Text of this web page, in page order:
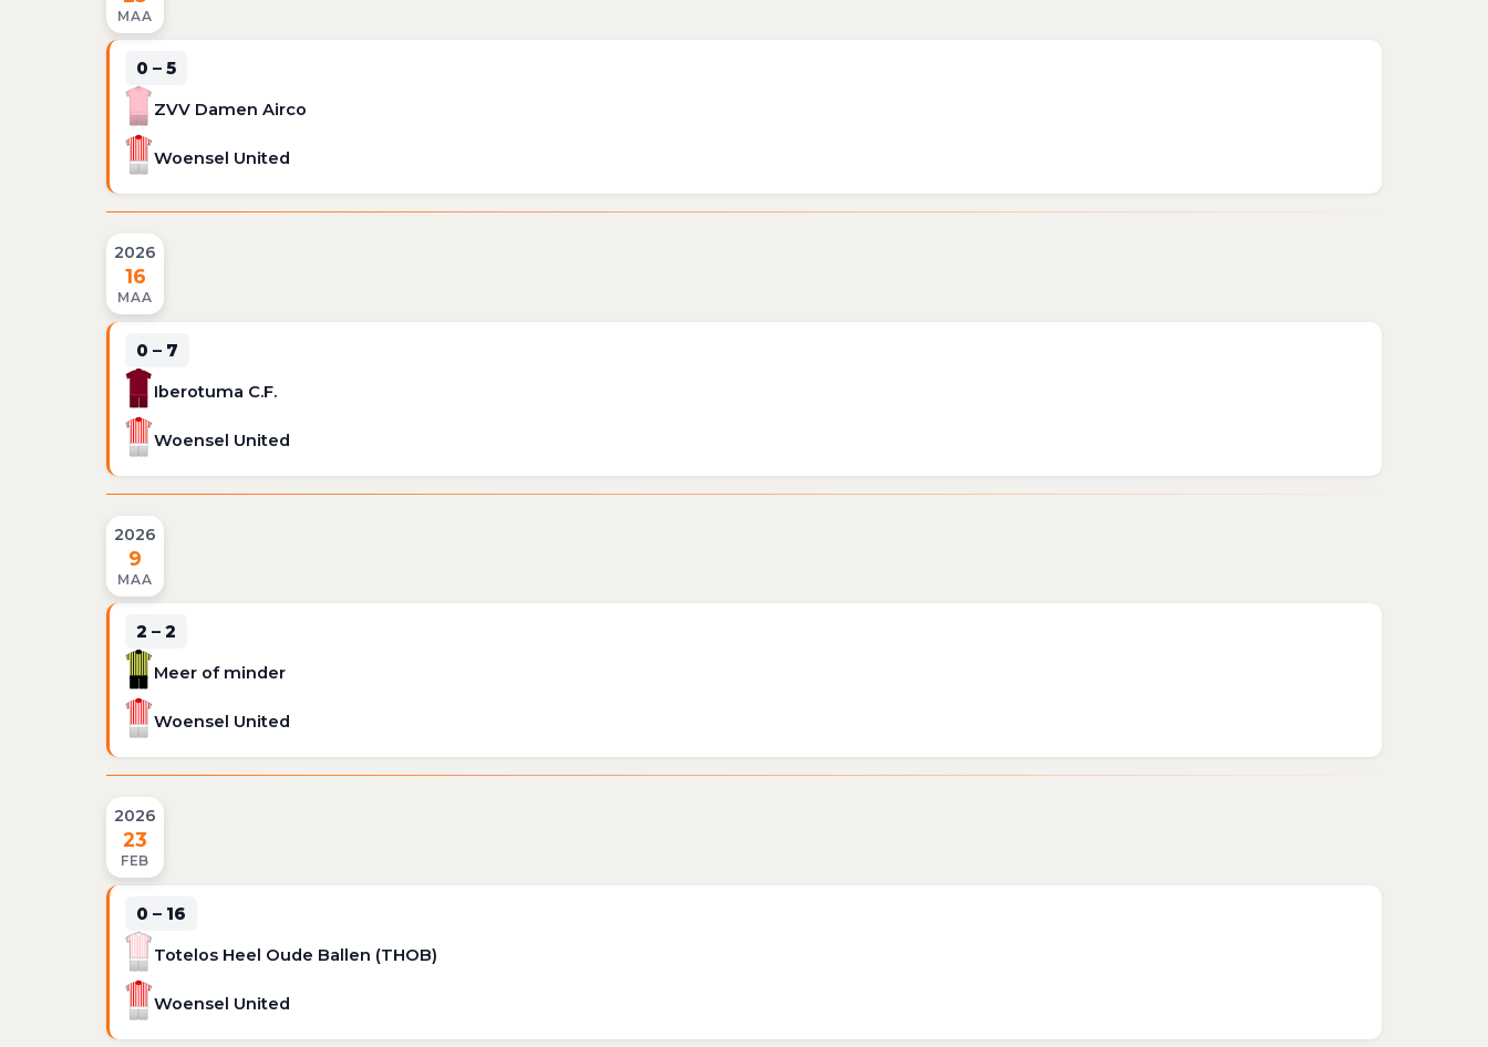
MAA
0 – 5
ZVV Damen Airco
Woensel United
2026
16
MAA
0 – 7
Iberotuma C.F.
Woensel United
2026
9
MAA
2 – 2
Meer of minder
Woensel United
2026
23
FEB
0 – 16
Totelos Heel Oude Ballen (THOB)
Woensel United